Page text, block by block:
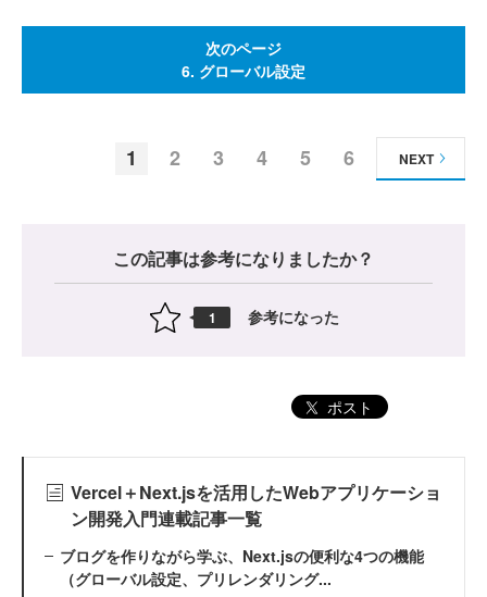
次のページ
6. グローバル設定
1 2 3 4 5 6 NEXT
この記事は参考になりましたか？
1 参考になった
ポスト
Vercel＋Next.jsを活用したWebアプリケーショ
ン開発入門連載記事一覧
ブログを作りながら学ぶ、Next.jsの便利な4つの機能
（グローバル設定、プリレンダリング...